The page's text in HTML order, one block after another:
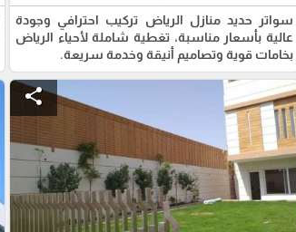
سواتر حديد منازل الرياض تركيب احترافي وجودة
عالية بأسعار مناسبة، تغطية شاملة لأحياء الرياض
بخامات قوية وتصاميم أنيقة وخدمة سريعة.
share